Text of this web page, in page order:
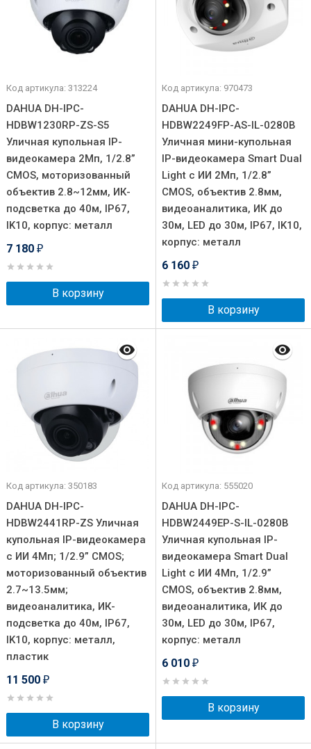
Код артикула: 313224
DAHUA DH-IPC-
HDBW1230RP-ZS-S5
Уличная купольная IP-
видеокамера 2Мп, 1/2.8”
CMOS, моторизованный
объектив 2.8~12мм, ИК-
подсветка до 40м, IP67,
IK10, корпус: металл
7 180 ₽
В корзину
Код артикула: 970473
DAHUA DH-IPC-
HDBW2249FP-AS-IL-0280B
Уличная мини-купольная
IP-видеокамера Smart Dual
Light с ИИ 2Мп, 1/2.8”
CMOS, объектив 2.8мм,
видеоаналитика, ИК до
30м, LED до 30м, IP67, IK10,
корпус: металл
6 160 ₽
В корзину
Код артикула: 350183
DAHUA DH-IPC-
HDBW2441RP-ZS Уличная
купольная IP-видеокамера
с ИИ 4Мп; 1/2.9” CMOS;
моторизованный объектив
2.7~13.5мм;
видеоаналитика, ИК-
подсветка до 40м, IP67,
IK10, корпус: металл,
пластик
11 500 ₽
В корзину
Код артикула: 555020
DAHUA DH-IPC-
HDBW2449EP-S-IL-0280B
Уличная купольная IP-
видеокамера Smart Dual
Light с ИИ 4Мп, 1/2.9”
CMOS, объектив 2.8мм,
видеоаналитика, ИК до
30м, LED до 30м, IP67,
корпус: металл
6 010 ₽
В корзину